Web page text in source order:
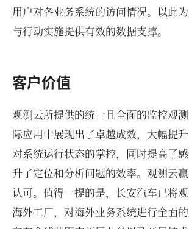
用户对各业务系统的访问情况。以此
与行动实施提供有效的数据支撑。
客户价值
观测云所提供的统一且全面的监控观
际应用中展现出了卓越成效，大幅提
对系统运行状态的掌控，同时提高了
升了定位和分析问题的效率。观测云
认可。值得一提的是，长安汽车已将
海外工厂，对海外业务系统进行全面